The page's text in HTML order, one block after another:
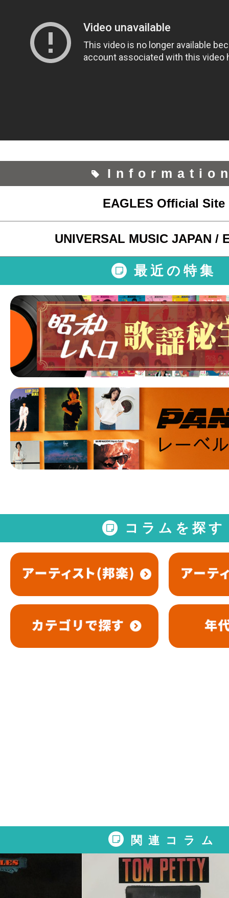
EAGLES Official Site
UNIVERSAL MUSIC JAPAN /
最近の特集
コラムを探す
関連コラム